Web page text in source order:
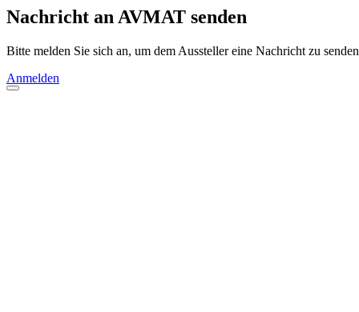
Nachricht an AVMAT senden
Bitte melden Sie sich an, um dem Aussteller eine Nachricht zu
Anmelden